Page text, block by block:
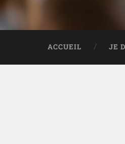
ACCUEIL JE